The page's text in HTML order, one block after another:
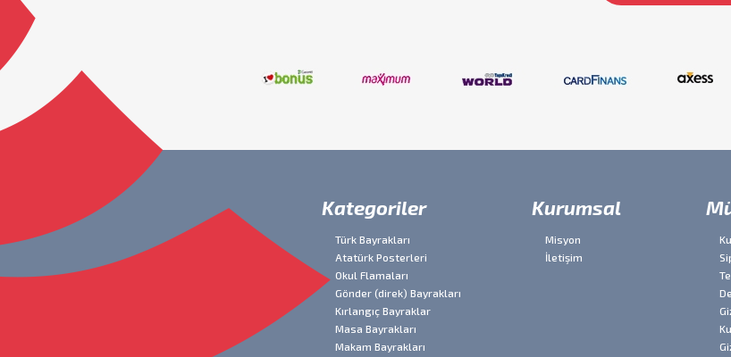
Kategoriler
Türk Bayrakları
Atatürk Posterleri
Okul Flamaları
Gönder (direk) Bayrakları
Kırlangıç Bayraklar
Masa Bayrakları
Makam Bayrakları
Kurumsal
Misyon
İletişim